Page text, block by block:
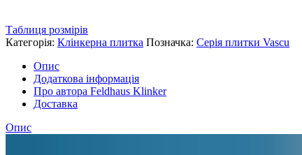
Таблиця розмірів
Категорія: Клінкерна плитка Позначка: Серія плитки Vascu
Опис
Додаткова інформація
Про автора Feldhaus Klinker
Доставка
Опис